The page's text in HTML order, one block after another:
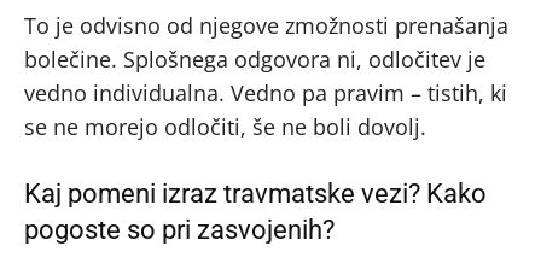
To je odvisno od njegove zmožnosti prenašanja
bolečine. Splošnega odgovora ni, odločitev je
vedno individualna. Vedno pa pravim – tistih, ki
se ne morejo odločiti, še ne boli dovolj.
Kaj pomeni izraz travmatske vezi? Kako
pogoste so pri zasvojenih?